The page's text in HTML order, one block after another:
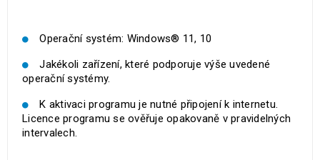
Operační systém: Windows® 11, 10
Jakékoli zařízení, které podporuje výše uvedené
operační systémy.
K aktivaci programu je nutné připojení k internetu.
Licence programu se ověřuje opakovaně v pravidelných
intervalech.